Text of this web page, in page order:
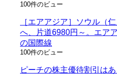
100件のビュー
［エアアジア］ソウル（
へ、片道6980円～。エア
の国際線
100件のビュー
ピーチの株主優待割引はあ